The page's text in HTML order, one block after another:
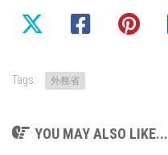
Tags: 外務省
YOU MAY ALSO LIKE...